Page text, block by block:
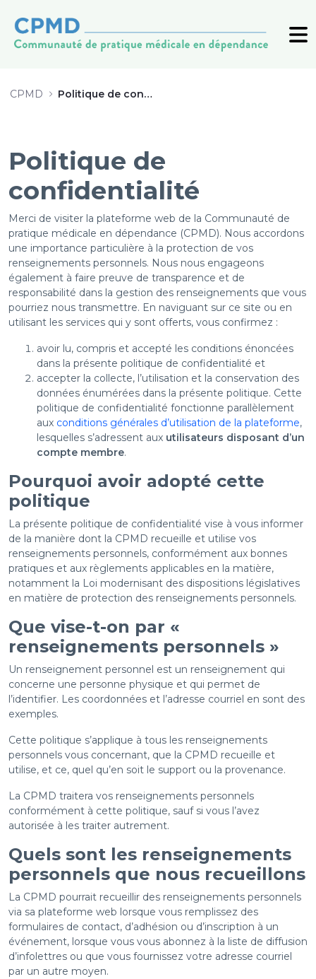
CPMD Politique de confidentialité
Politique de
confidentialité
Merci de visiter la plateforme web de la Communauté de
pratique médicale en dépendance (CPMD). Nous accordons
une importance particulière à la protection de vos
renseignements personnels. Nous nous engageons
également à faire preuve de transparence et de
responsabilité dans la gestion des renseignements que vous
pourriez nous transmettre. En naviguant sur ce site ou en
utilisant les services qui y sont offerts, vous confirmez :
avoir lu, compris et accepté les conditions énoncées
dans la présente politique de confidentialité et
accepter la collecte, l’utilisation et la conservation des
données énumérées dans la présente politique. Cette
politique de confidentialité fonctionne parallèlement
aux conditions générales d’utilisation de la plateforme,
lesquelles s’adressent aux utilisateurs disposant d’un
compte membre.
Pourquoi avoir adopté cette
politique
La présente politique de confidentialité vise à vous informer
de la manière dont la CPMD recueille et utilise vos
renseignements personnels, conformément aux bonnes
pratiques et aux règlements applicables en la matière,
notamment la Loi modernisant des dispositions législatives
en matière de protection des renseignements personnels.
Que vise-t-on par «
renseignements personnels »
Un renseignement personnel est un renseignement qui
concerne une personne physique et qui permet de
l’identifier. Les coordonnées et l’adresse courriel en sont des
exemples.
Cette politique s’applique à tous les renseignements
personnels vous concernant, que la CPMD recueille et
utilise, et ce, quel qu’en soit le support ou la provenance.
La CPMD traitera vos renseignements personnels
conformément à cette politique, sauf si vous l’avez
autorisée à les traiter autrement.
Quels sont les renseignements
personnels que nous recueillons
La CPMD pourrait recueillir des renseignements personnels
via sa plateforme web lorsque vous remplissez des
formulaires de contact, d’adhésion ou d’inscription à un
événement, lorsque vous vous abonnez à la liste de diffusion
d’infolettres ou que vous fournissez votre adresse courriel
par un autre moyen.